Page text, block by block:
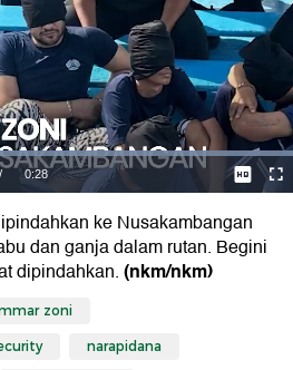
ke Nusakambangan
dan ganja dalam rutan. Begini
dipindahkan.(nkm/nkm)
zoni
narapidana